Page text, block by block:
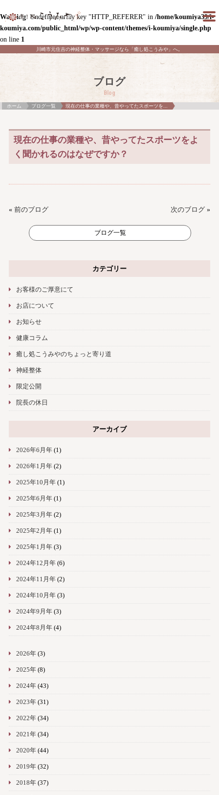
Warning: Undefined array key "HTTP_REFERER" in /home/koumiya39/i-
koumiya.com/public_html/wp/wp-content/themes/i-koumiya/single.php
on line 1
川崎市元住吉の神経整体・マッサージなら「癒し処こうみや」へ。
ブログ
Blog
ホーム ブログ一覧 現在の仕事の業種や、昔やってたスポーツを...
現在の仕事の業種や、昔やってたスポーツをよ
く聞かれるのはなぜですか？
« 前のブログ 次のブログ »
ブログ一覧
カテゴリー
お客様のご厚意にて
お店について
お知らせ
健康コラム
癒し処こうみやのちょっと寄り道
神経整体
限定公開
院長の休日
アーカイブ
2026年6月年(1)
2026年1月年(2)
2025年10月年(1)
2025年6月年(1)
2025年3月年(2)
2025年2月年(1)
2025年1月年(3)
2024年12月年(6)
2024年11月年(2)
2024年10月年(3)
2024年9月年(3)
2024年8月年(4)
2026年(3)
2025年(8)
2024年(43)
2023年(31)
2022年(34)
2021年(34)
2020年(44)
2019年(32)
2018年(37)